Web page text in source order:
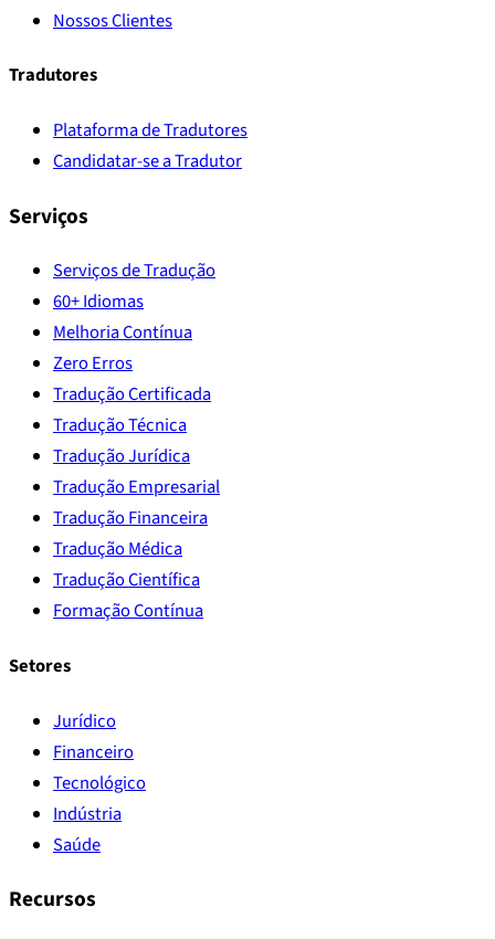
Nossos Clientes
Tradutores
Plataforma de Tradutores
Candidatar-se a Tradutor
Serviços
Serviços de Tradução
60+ Idiomas
Melhoria Contínua
Zero Erros
Tradução Certificada
Tradução Técnica
Tradução Jurídica
Tradução Empresarial
Tradução Financeira
Tradução Médica
Tradução Científica
Formação Contínua
Setores
Jurídico
Financeiro
Tecnológico
Indústria
Saúde
Recursos